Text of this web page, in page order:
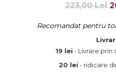
Pensule Profesionale
PALETE PROFESIONALE
223,00 Lei
Recomandat pentru
19 lei - Livrare prin
20 lei - ridicare